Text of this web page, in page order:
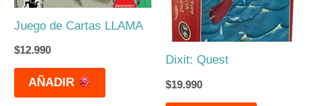
Juego de Cartas LLAMA
$12.990
AÑADIR
Dixit: Quest
$19.990